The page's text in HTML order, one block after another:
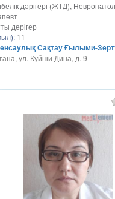
дәрігері (ЖТД),
дәрігер
11
Сақтау Ғылыми-
ул. Куйши Дина, д. 9